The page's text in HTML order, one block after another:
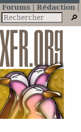
Forums
Rédaction